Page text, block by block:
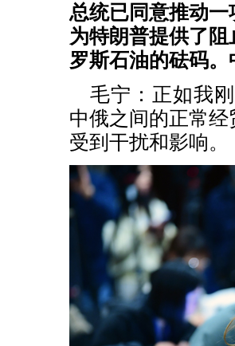
总统已同意推动
为特朗普提供了
罗斯石油的砝码
毛宁：正如我
中俄之间的正常
受到干扰和影响。